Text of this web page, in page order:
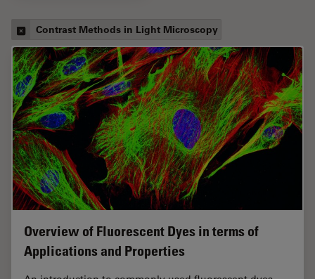
Contrast Methods in Light Microscopy
Overview of Fluorescent Dyes in terms of
Applications and Properties